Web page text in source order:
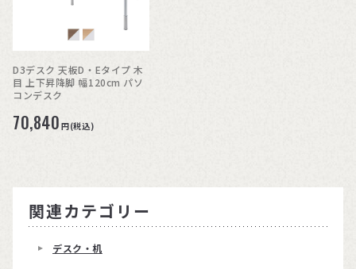
D3デスク 天板D・Eタイプ 木
目 上下昇降脚 幅120cm パソ
コンデスク
70,840 円(税込)
関連カテゴリー
デスク・机